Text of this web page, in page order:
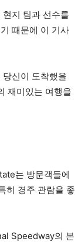
지 팀과 선수를
때문에 이 기사
신이 도착했을
재미있는 여행을
는 방문객들에
히 경주 관람을 좋
Speedway의 본